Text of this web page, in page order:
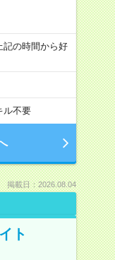
記の時間から好
ル不要
掲載日：2026.08.04
ト